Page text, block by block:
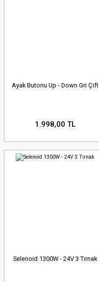
Ayak Butonu Up - Down Gri Çift
1.998,00 TL
Selenoid 1300W - 24V 3 Tırnak